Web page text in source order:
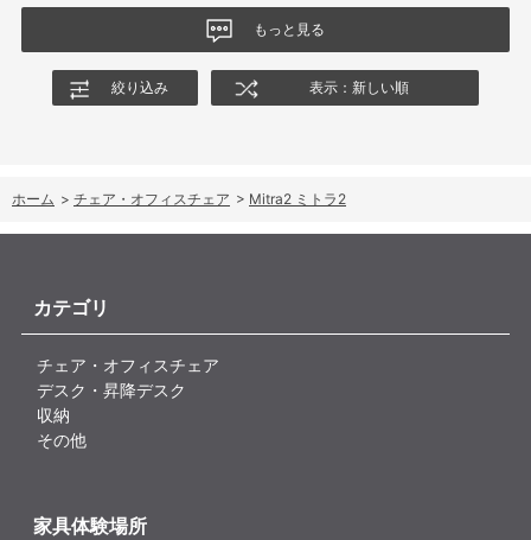
もっと見る
絞り込み 表示：新しい順
ホーム > チェア・オフィスチェア > Mitra2 ミトラ2
カテゴリ
チェア・オフィスチェア
デスク・昇降デスク
収納
その他
家具体験場所